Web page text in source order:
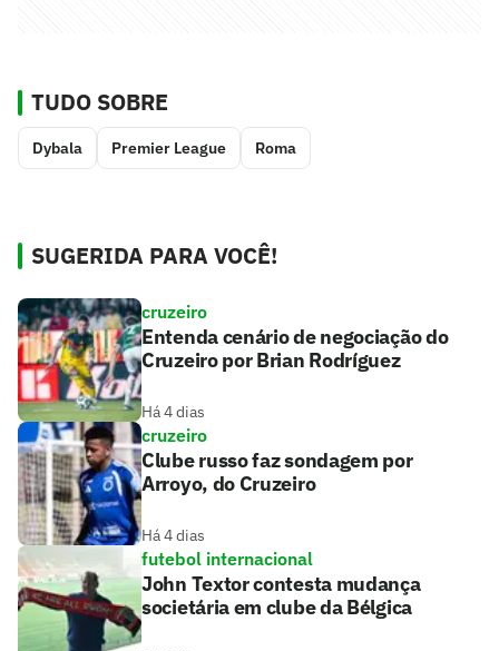
TUDO SOBRE
Dybala Premier League Roma
SUGERIDA PARA VOCÊ!
cruzeiro
Entenda cenário de negociação do
Cruzeiro por Brian Rodríguez
Há 4 dias
cruzeiro
Clube russo faz sondagem por
Arroyo, do Cruzeiro
Há 4 dias
futebol internacional
John Textor contesta mudança
societária em clube da Bélgica